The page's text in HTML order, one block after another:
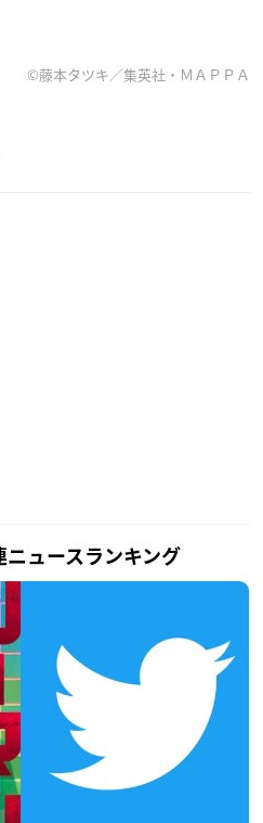
©藤本タツキ／集英社・ＭＡＰＰＡ
ュースランキング